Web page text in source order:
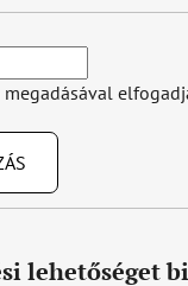
lehetőséget